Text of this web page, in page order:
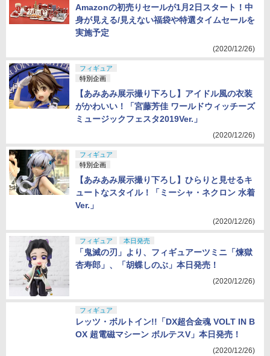
Amazonの初売りセールが1月2日スタート！中
身が見える/見えない福袋や特選タイムセールを
実施予定
(2020/12/26)
フィギュア
特別企画
【あみあみ展示撮り下ろし】アイドル風の衣装
がかわいい！「宮藤芳佳 ワールドウィッチーズ
ミュージックフェスタ2019Ver.」
(2020/12/26)
フィギュア
特別企画
【あみあみ展示撮り下ろし】ひらりと見せるキ
ュートなスタイル！「ミーシャ・ネクロン 水着
Ver.」
(2020/12/26)
フィギュア 本日発売
「鬼滅の刃」より、フィギュアーツミニ「煉獄
杏寿郎」、「胡蝶しのぶ」本日発売！
(2020/12/26)
フィギュア
レッツ・ボルトイン!!「DX超合金魂 VOLT IN B
OX 超電磁マシーン ボルテスV」本日発売！
(2020/12/26)